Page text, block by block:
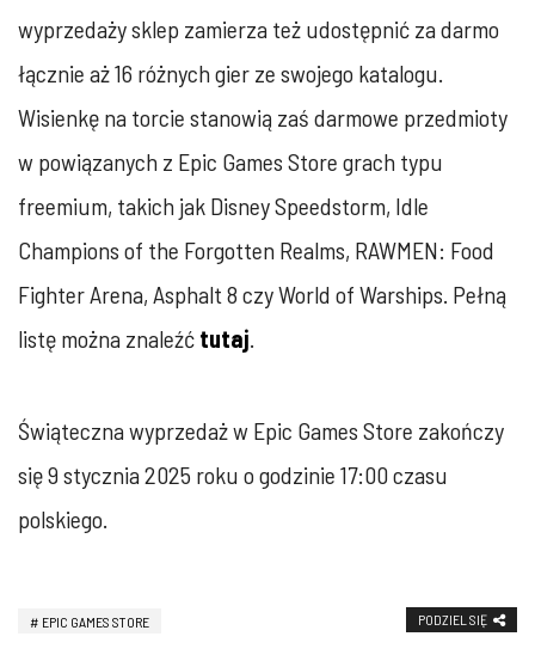
wyprzedaży sklep zamierza też udostępnić za darmo
łącznie aż 16 różnych gier ze swojego katalogu.
Wisienkę na torcie stanowią zaś darmowe przedmioty
w powiązanych z Epic Games Store grach typu
freemium, takich jak Disney Speedstorm, Idle
Champions of the Forgotten Realms, RAWMEN: Food
Fighter Arena, Asphalt 8 czy World of Warships. Pełną
listę można znaleźć tutaj.
Świąteczna wyprzedaż w Epic Games Store zakończy
się 9 stycznia 2025 roku o godzinie 17:00 czasu
polskiego.
EPIC GAMES STORE PODZIEL SIĘ